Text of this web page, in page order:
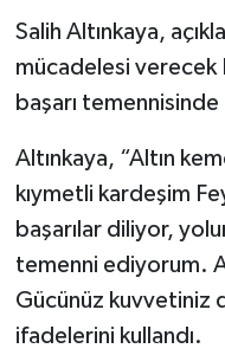
Salih Altınkaya,
mücadelesi verecek
başarı
Altınkaya, “Altın
kıymetli kardeşim
başarılar diliyor,
temenni ediyorum.
Gücünüz kuvvetiniz
ifadelerini kullandı.